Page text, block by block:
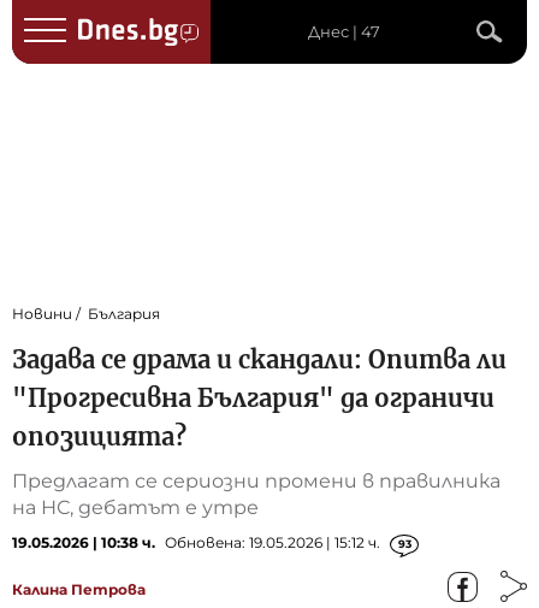
Днес | 47
Новини България
Задава се драма и скандали: Опитва ли
"Прогресивна България" да ограничи
опозицията?
Предлагат се сериозни промени в правилника
на НС, дебатът е утре
19.05.2026 | 10:38 ч. Обновена: 19.05.2026 | 15:12 ч. 93
Калина Петрова